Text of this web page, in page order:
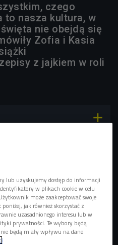
czego
to nasza kultura, w
nie obejdą się
Zofia i Kasia
z jajkiem w roli

dobre prawie do
Czwórka)
lub uzyskujemy dostęp do informacji
w plikach cookie w celu
może zaakceptować swoje
jak również skorzystać z
uzasadnionego interesu lub w
prywatności. Te wybory będą
będą miały wpływu na dane